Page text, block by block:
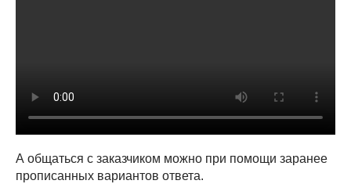
А общаться с заказчиком можно при помощи заранее
прописанных вариантов ответа.